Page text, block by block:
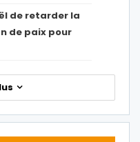
de retarder la
de paix pour